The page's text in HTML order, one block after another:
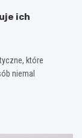
ich
które
niemal